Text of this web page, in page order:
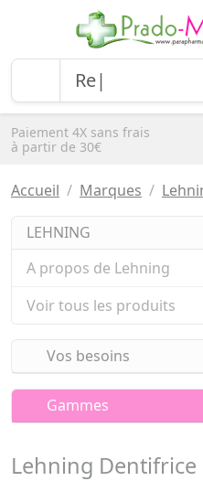
Paiement 4X sans frais
à partir de 30€
Accueil Marques
LEHNING
A propos de Lehning
Voir tous les produits
Vos besoins
Gammes
Lehning Dentifrice